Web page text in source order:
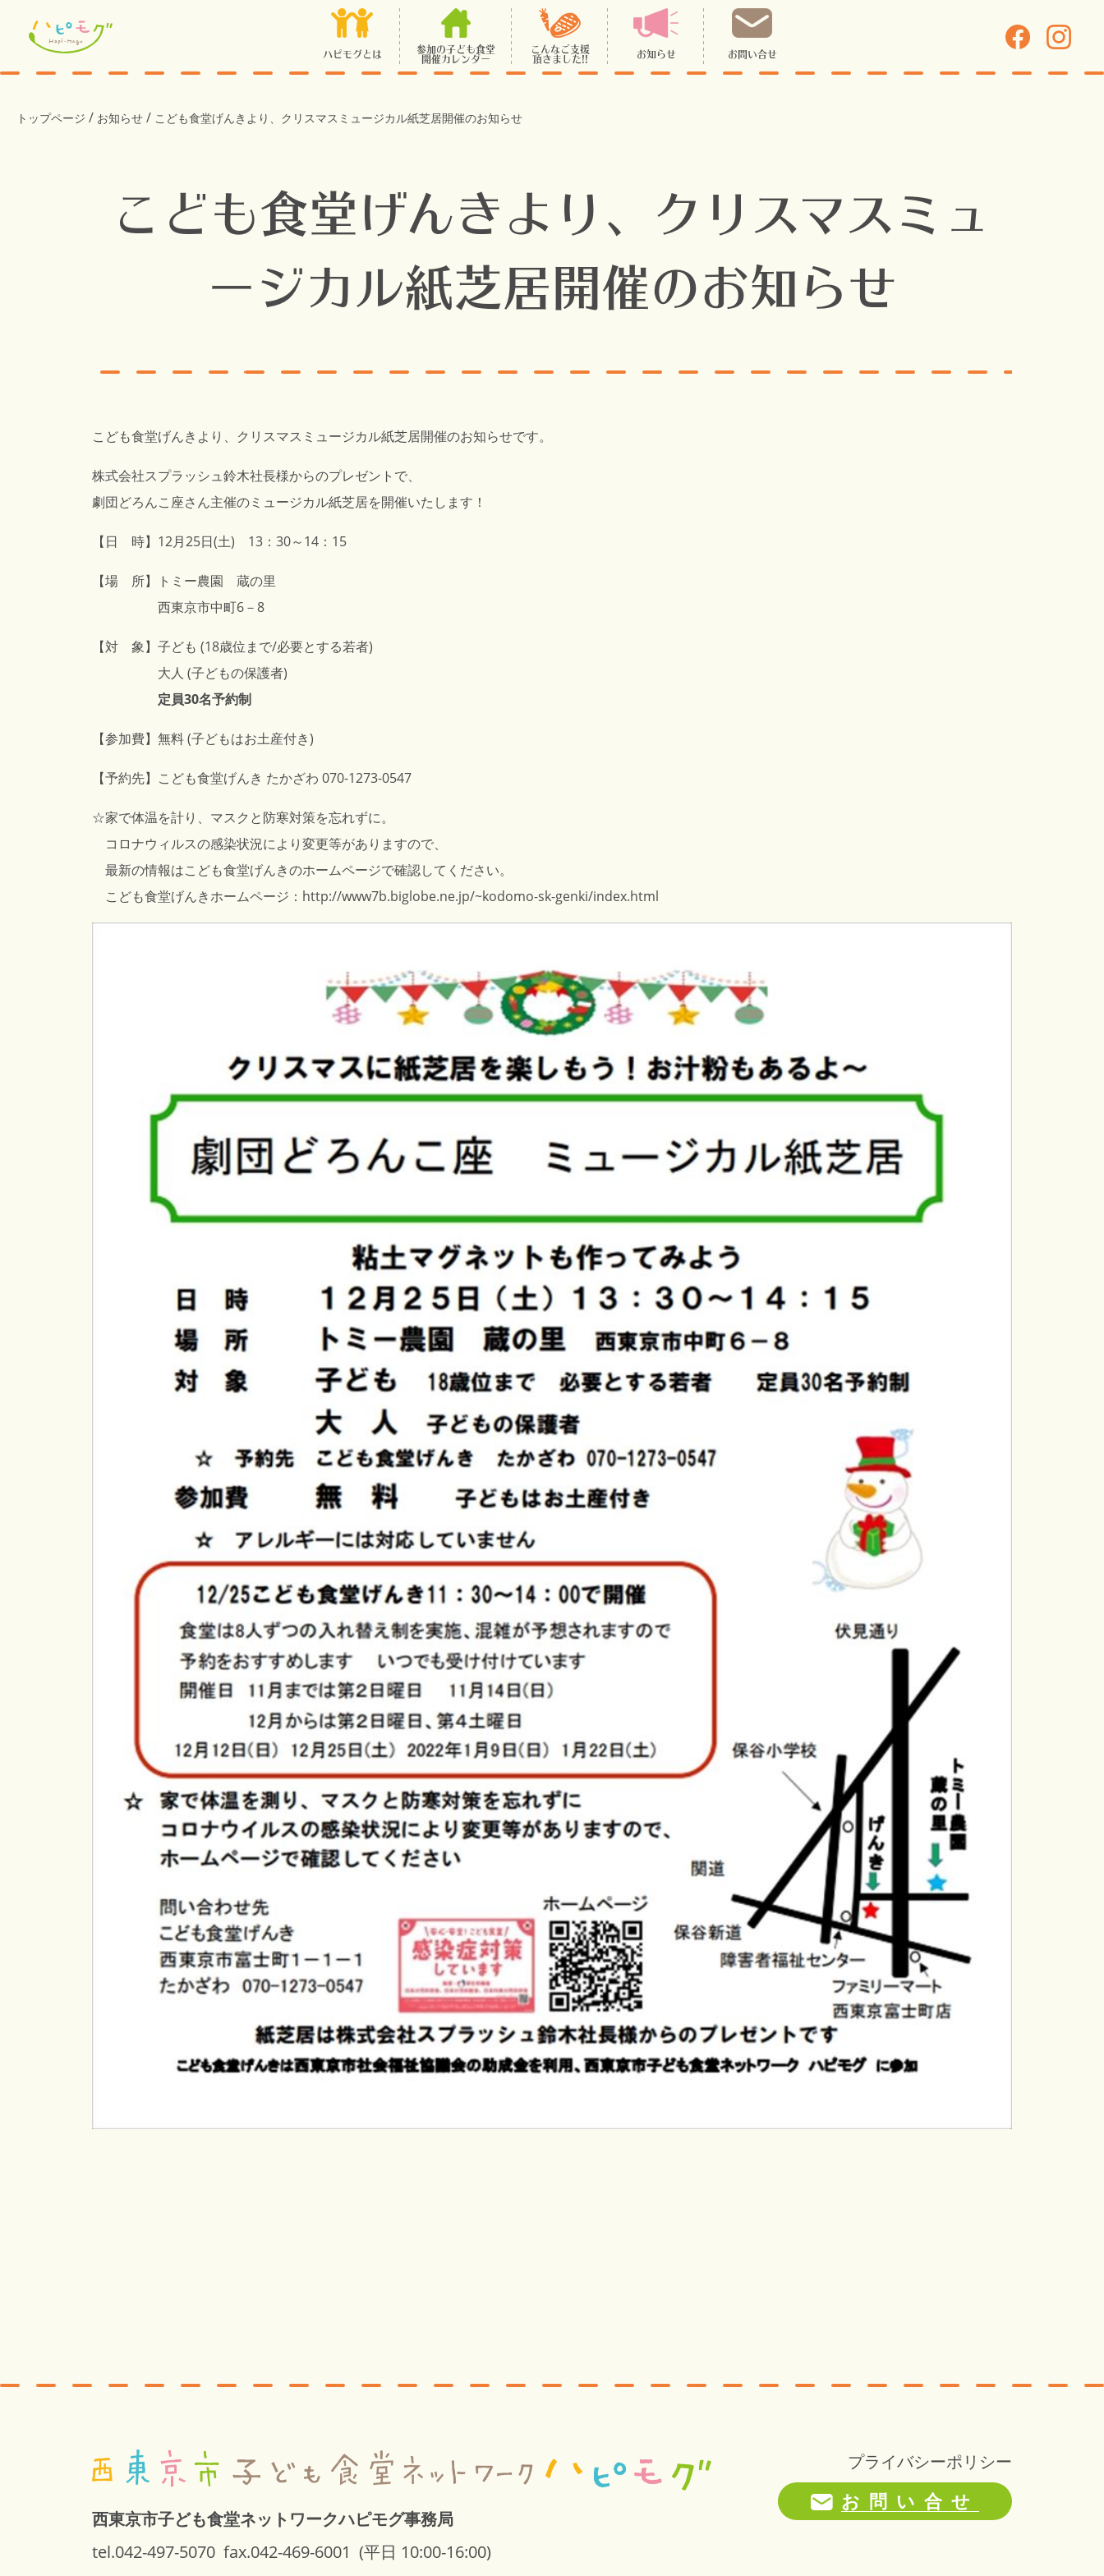
ハピモグとは
参加の子ども食堂
開催カレンダー
こんなご支援
頂きました!!
お知らせ お問い合せ
トップページ / お知らせ / こども食堂げんきより、クリスマスミュージカル紙芝居開催のお知らせ
こども食堂げんきより、クリスマスミュ
ージカル紙芝居開催のお知らせ
こども食堂げんき より、クリスマスミュージカル紙芝居開催のお知らせです。
株式会社スプラッシュ鈴木社長様からのプレゼントで、
劇団どろんこ座さん主催のミュージカル紙芝居を開催いたします！
【日 時】12月25日(土) 13：30～14：15
【場 所】トミー農園 蔵の里
西東京市中町6－8
【対 象】子ども (18歳位まで/必要とする若者)
大人 (子どもの保護者)
定員30名予約制
【参加費】無料 (子どもはお土産付き)
【予約先】こども食堂げんき たかざわ 070-1273-0547
☆家で体温を計り、マスクと防寒対策を忘れずに。
コロナウィルスの感染状況により変更等がありますので、
最新の情報はこども食堂げんきのホームページで確認してください。
こども食堂げんきホームページ： http://www7b.biglobe.ne.jp/~kodomo-sk-genki/index.html
西東京市子ども食堂ネットワークハピモグ事務局
tel.042-497-5070 fax.042-469-6001 (平日 10:00-16:00)
プライバシーポリシー
お問い合せ